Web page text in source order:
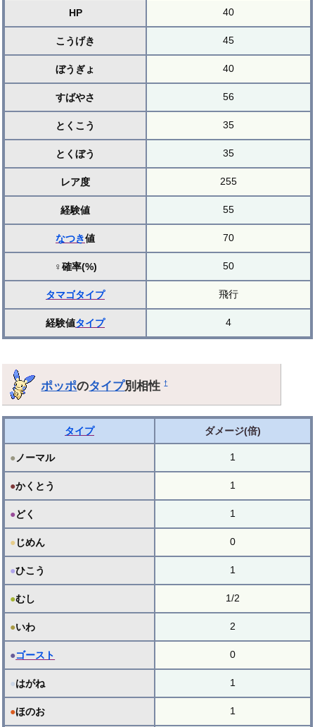
HP 40
こうげき 45
ぼうぎょ 40
すばやさ 56
とくこう 35
とくぼう 35
レア度 255
経験値 55
なつき値 70
♀確率(%) 50
タマゴタイプ 飛行
経験値タイプ 4
ポッポのタイプ別相性†
タイプ ダメージ(倍)
● ノーマル 1
●かくとう 1
●どく 1
● じめん 0
●ひこう 1
●むし 1/2
●いわ 2
●ゴースト 0
●はがね 1
●ほのお 1